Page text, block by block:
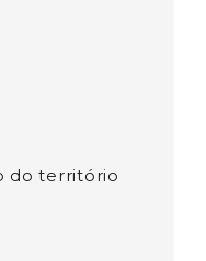
do território